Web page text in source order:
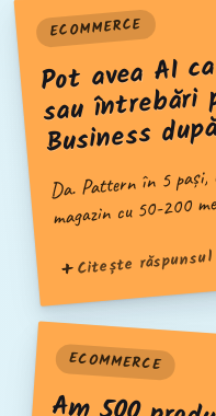
ECOMMERCE
Pot avea AI
sau întrebări
Business
Da. Pattern în 5
magazin cu 50-200
Citește
ECOMMERCE